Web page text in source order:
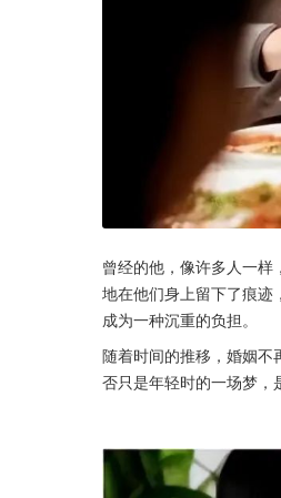
曾经的他，像许多人一
地在他们身上留下了痕迹
成为一种沉重的负担。
随着时间的推移，婚姻不
否只是年轻时的一场梦，